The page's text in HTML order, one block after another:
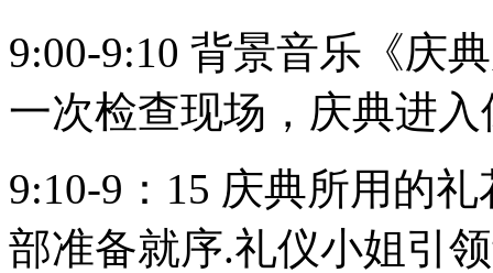
9:00-9:10 背景音乐《庆
一次检查现场，庆典进
9:10-9：15 庆典所用的
部准备就序.礼仪小姐引